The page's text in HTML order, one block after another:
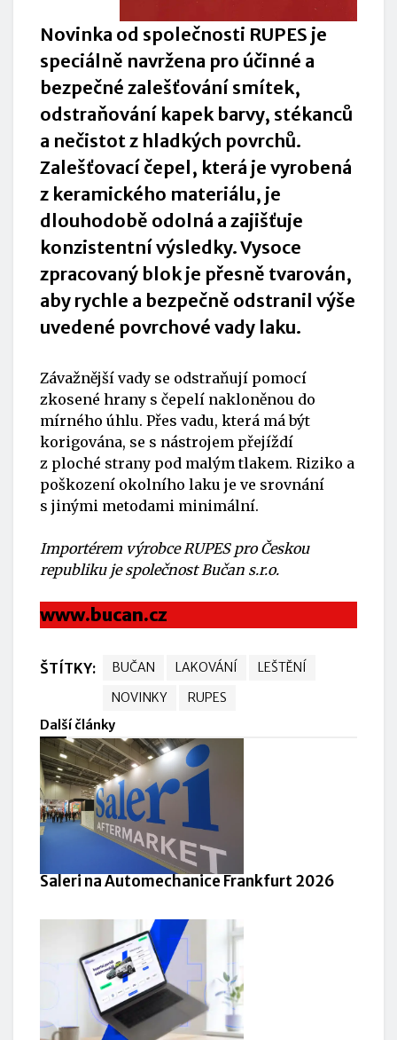
Novinka od společnosti RUPES je
speciálně navržena pro účinné a
bezpečné zalešťování smítek,
odstraňování kapek barvy, stékanců
a nečistot z hladkých povrchů.
Zalešťovací čepel, která je vyrobená
z keramického materiálu, je
dlouhodobě odolná a zajišťuje
konzistentní výsledky. Vysoce
zpracovaný blok je přesně tvarován,
aby rychle a bezpečně odstranil výše
uvedené povrchové vady laku.
Závažnější vady se odstraňují pomocí
zkosené hrany s čepelí nakloněnou do
mírného úhlu. Přes vadu, která má být
korigována, se s nástrojem přejíždí
z ploché strany pod malým tlakem. Riziko a
poškození okolního laku je ve srovnání
s jinými metodami minimální.
Importérem výrobce RUPES pro Českou
republiku je společnost Bučan s.r.o.
www.bucan.cz
ŠTÍTKY: BUČAN LAKOVÁNÍ
LEŠTĚNÍ
NOVINKY
RUPES
Další články
Saleri na Automechanice Frankfurt 2026